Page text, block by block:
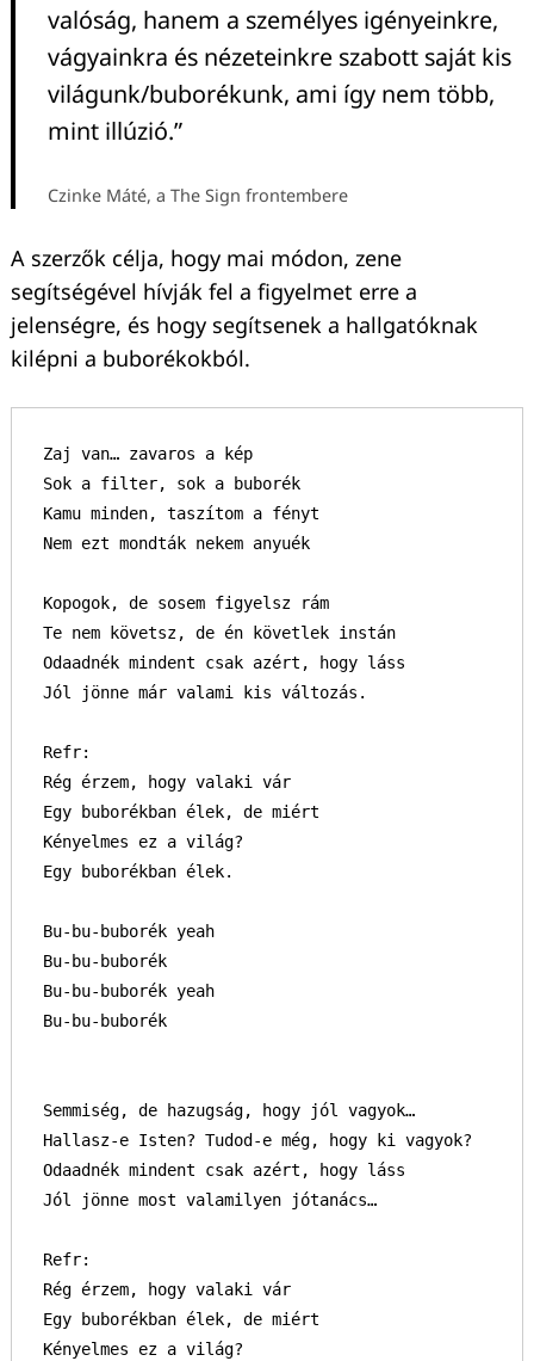
valóság, hanem a személyes igényeinkre,
vágyainkra és nézeteinkre szabott saját kis
világunk/buborékunk, ami így nem több,
mint illúzió.”
Czinke Máté, a The Sign frontembere
A szerzők célja, hogy mai módon, zene
segítségével hívják fel a figyelmet erre a
jelenségre, és hogy segítsenek a hallgatóknak
kilépni a buborékokból.
Zaj van… zavaros a kép
Sok a filter, sok a buborék
Kamu minden, taszítom a fényt
Nem ezt mondták nekem anyuék
Kopogok, de sosem figyelsz rám
Te nem követsz, de én követlek instán
Odaadnék mindent csak azért, hogy láss
Jól jönne már valami kis változás.
Refr:
Rég érzem, hogy valaki vár
Egy buborékban élek, de miért
Kényelmes ez a világ?
Egy buborékban élek.
Bu-bu-buborék yeah
Bu-bu-buborék
Bu-bu-buborék yeah
Bu-bu-buborék
Semmiség, de hazugság, hogy jól vagyok…
Hallasz-e Isten? Tudod-e még, hogy ki vagyok?
Odaadnék mindent csak azért, hogy láss
Jól jönne most valamilyen jótanács…
Refr:
Rég érzem, hogy valaki vár
Egy buborékban élek, de miért
Kényelmes ez a világ?
Keresés: